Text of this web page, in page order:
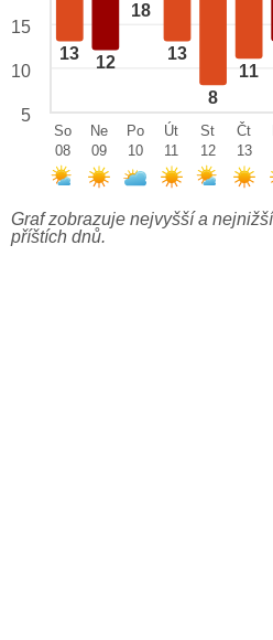
13 12
18
13
8
11
15
10
5
So
08
Ne
09
Po
10
Út
11
St
12
Čt
13
Graf zobrazuje nejvyšší a
příštích dnů.